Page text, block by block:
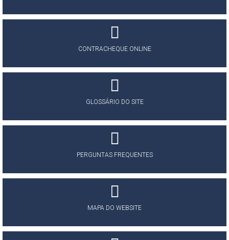
CONTRACHEQUE ONLINE
GLOSSÁRIO DO SITE
PERGUNTAS FREQUENTES
MAPA DO WEBSITE